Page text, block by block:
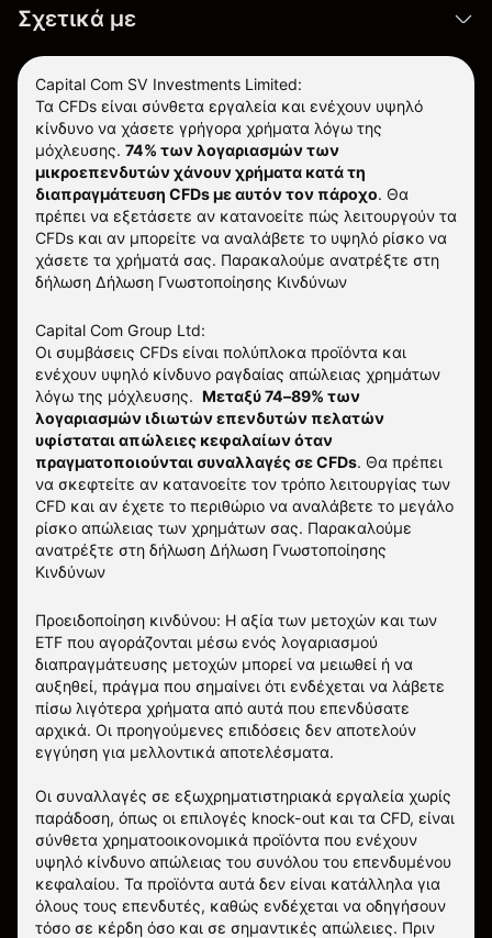
Σχετικά με
Capital Com SV Investments Limited:
Τα CFDs είναι σύνθετα εργαλεία και ενέχουν υψηλό
κίνδυνο να χάσετε γρήγορα χρήματα λόγω της
μόχλευσης. 74% των λογαριασμών των
μικροεπενδυτών χάνουν χρήματα κατά τη
διαπραγμάτευση CFDs με αυτόν τον πάροχο. Θα
πρέπει να εξετάσετε αν κατανοείτε πώς λειτουργούν τα
CFDs και αν μπορείτε να αναλάβετε το υψηλό ρίσκο να
χάσετε τα χρήματά σας. Παρακαλούμε ανατρέξτε στη
δήλωση Δήλωση Γνωστοποίησης Κινδύνων
Capital Com Group Ltd:
Οι συμβάσεις CFDs είναι πολύπλοκα προϊόντα και
ενέχουν υψηλό κίνδυνο ραγδαίας απώλειας χρημάτων
λόγω της μόχλευσης. Μεταξύ 74–89% των
λογαριασμών ιδιωτών επενδυτών πελατών
υφίσταται απώλειες κεφαλαίων όταν
πραγματοποιούνται συναλλαγές σε CFDs. Θα πρέπει
να σκεφτείτε αν κατανοείτε τον τρόπο λειτουργίας των
CFD και αν έχετε το περιθώριο να αναλάβετε το μεγάλο
ρίσκο απώλειας των χρημάτων σας. Παρακαλούμε
ανατρέξτε στη δήλωση Δήλωση Γνωστοποίησης
Κινδύνων
Προειδοποίηση κινδύνου: Η αξία των μετοχών και των
ETF που αγοράζονται μέσω ενός λογαριασμού
διαπραγμάτευσης μετοχών μπορεί να μειωθεί ή να
αυξηθεί, πράγμα που σημαίνει ότι ενδέχεται να λάβετε
πίσω λιγότερα χρήματα από αυτά που επενδύσατε
αρχικά. Οι προηγούμενες επιδόσεις δεν αποτελούν
εγγύηση για μελλοντικά αποτελέσματα.
Οι συναλλαγές σε εξωχρηματιστηριακά εργαλεία χωρίς
παράδοση, όπως οι επιλογές knock-out και τα CFD, είναι
σύνθετα χρηματοοικονομικά προϊόντα που ενέχουν
υψηλό κίνδυνο απώλειας του συνόλου του επενδυμένου
κεφαλαίου. Τα προϊόντα αυτά δεν είναι κατάλληλα για
όλους τους επενδυτές, καθώς ενδέχεται να οδηγήσουν
τόσο σε κέρδη όσο και σε σημαντικές απώλειες. Πριν